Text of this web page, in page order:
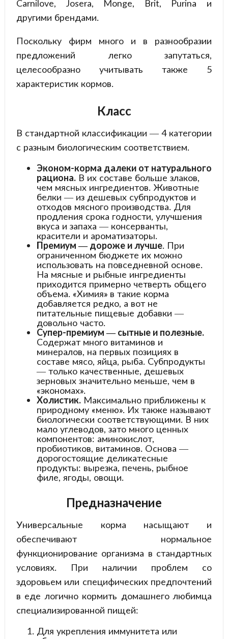
Carnilove, Josera, Monge, Brit, Purina и
другими брендами.
Поскольку фирм много и в разнообразии
предложений легко запутаться,
целесообразно учитывать также 5
характеристик кормов.
Класс
В стандартной классификации — 4 категории
с разным биологическим соответствием.
Эконом-корма далеки от натурального
рациона.В их составе больше злаков,
чем мясных ингредиентов. Животные
белки — из дешевых субпродуктов и
отходов мясного производства. Для
продления срока годности, улучшения
вкуса и запаха — консерванты,
красители и ароматизаторы.
Премиум — дороже и лучше. При
ограниченном бюджете их можно
использовать на повседневной основе.
На мясные и рыбные ингредиенты
приходится примерно четверть общего
объема. «Химия» в такие корма
добавляется редко, а вот не
питательные пищевые добавки —
довольно часто.
Супер-премиум — сытные и полезные.
Содержат много витаминов и
минералов, на первых позициях в
составе мясо, яйца, рыба. Субпродукты
— только качественные, дешевых
зерновых значительно меньше, чем в
«экономах».
Холистик.Максимально приближены к
природному «меню». Их также называют
биологически соответствующими. В них
мало углеводов, зато много ценных
компонентов: аминокислот,
пробиотиков, витаминов. Основа —
дорогостоящие деликатесные
продукты: вырезка, печень, рыбное
филе, ягоды, овощи.
Предназначение
Универсальные корма насыщают и
обеспечивают нормальное
функционирование организма в стандартных
условиях. При наличии проблем со
здоровьем или специфических предпочтений
в еде логично кормить домашнего любимца
специализированной пищей:
Для укрепления иммунитета или